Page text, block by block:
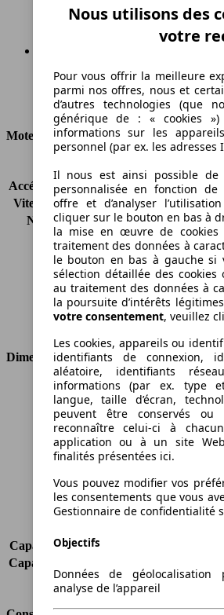
Vitesse maximale
Diesel
Carburant
Moteur et Puissance
KW (CH)
66 kW (90 PS)
Accélération (0-100 km/h)
Vitesse maximale (km/h) 158 km/h
Nombre de vitesses
5
Couple
200 nm
Cylindrée
1248 ccm
Carburant
Diesel
Cylindres
4
Transmission
Boîte manuelle
Type de traction
Traction avant
Dimensions
Longueur
Hauteur
Largeur
Empattement
Poids maximum
Charge maximale
Portes
2
Sièges
2
Capacité de remorquage (sans freins)
Capacité de remorquage (avec freins)
Volume du coffre
-
Nous utilisons des
votre
Pour vous offrir la meilleure
parmi nos offres, nous et
d’autres technologies (que
générique de : « cookies
informations sur les
personnel (par ex. les adresses
Il nous est ainsi possible
personnalisée en fonction
offre et d’analyser
cliquer sur le bouton en bas à
la mise en œuvre de cookies
traitement des données à
le bouton en bas à gauche si
sélection détaillée des
au traitement des données à
la poursuite d’intérêts
votre consentement, veuillez
Les cookies, appareils ou
identifiants de connexion,
aléatoire, identifiants
informations (par ex. type
langue, taille d’écran,
peuvent être conservés
reconnaître celui-ci à
application ou à un site
finalités présentées ici.
Vous pouvez modifier vos
les consentements que vous
Gestionnaire de confidentialité
Objectifs
Données de
analyse de l’appareil